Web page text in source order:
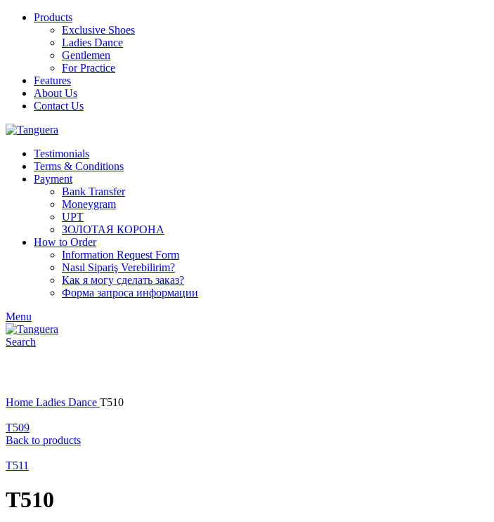
Products
Exclusive Shoes
Ladies Dance
Gentlemen
For Practice
Features
About Us
Contact Us
Testimonials
Terms & Conditions
Payment
Bank Transfer
Moneygram
UPT
ЗОЛОТАЯ КОРОНА
How to Order
Information Request Form
Nasıl Sipariş Verebilirim?
Как я могу сделать заказ?
Форма запроса информации
Menu
Search
Home Ladies Dance T510
T509
Back to products
T511
T510